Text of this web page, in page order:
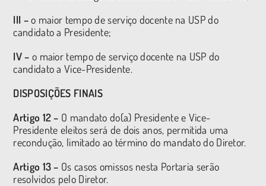
III –o maior tempo de serviço docente na USP do
candidato a Presidente;
IV – o maior tempo de serviço docente na USP do
candidato a Vice-Presidente.
DISPOSIÇÕES FINAIS
Artigo 12 – O mandato do(a) Presidente e Vice-
Presidente eleitos será de dois anos, permitida uma
recondução, limitado ao término do mandato do Diretor.
Artigo 13 – Os casos omissos nesta Portaria serão
resolvidos pelo Diretor.